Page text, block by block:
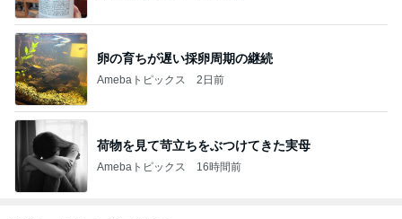
卵の育ちが遅い採卵周期の継続
Amebaトピックス 2日前
荷物を見て苛立ちをぶつけてきた実母
Amebaトピックス 16時間前